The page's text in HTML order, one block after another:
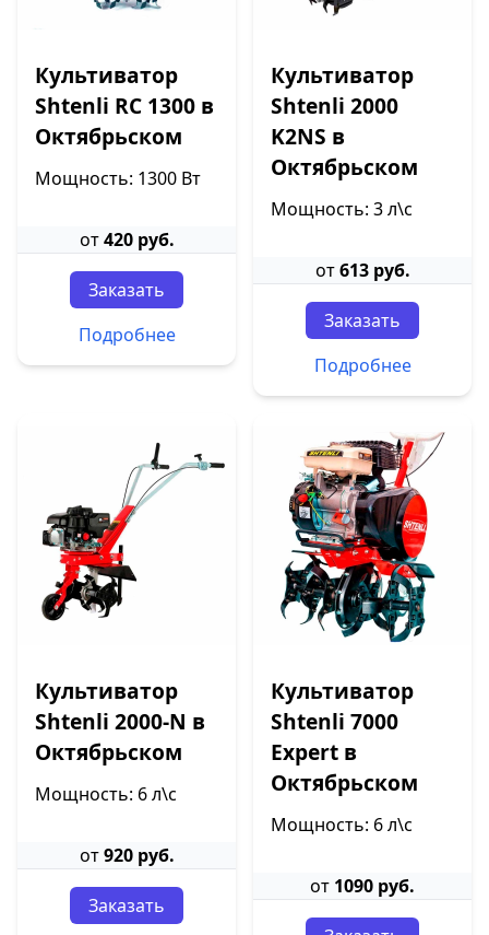
Культиватор
Shtenli RC 1300 в
Октябрьском
Мощность: 1300 Вт
от420 руб.
Заказать
Подробнее
Культиватор
Shtenli 2000
K2NS в
Октябрьском
Мощность: 3 л\с
от613 руб.
Заказать
Подробнее
Культиватор
Shtenli 2000-N в
Октябрьском
Мощность: 6 л\с
от920 руб.
Заказать
Культиватор
Shtenli 7000
Expert в
Октябрьском
Мощность: 6 л\с
от 1090 руб.